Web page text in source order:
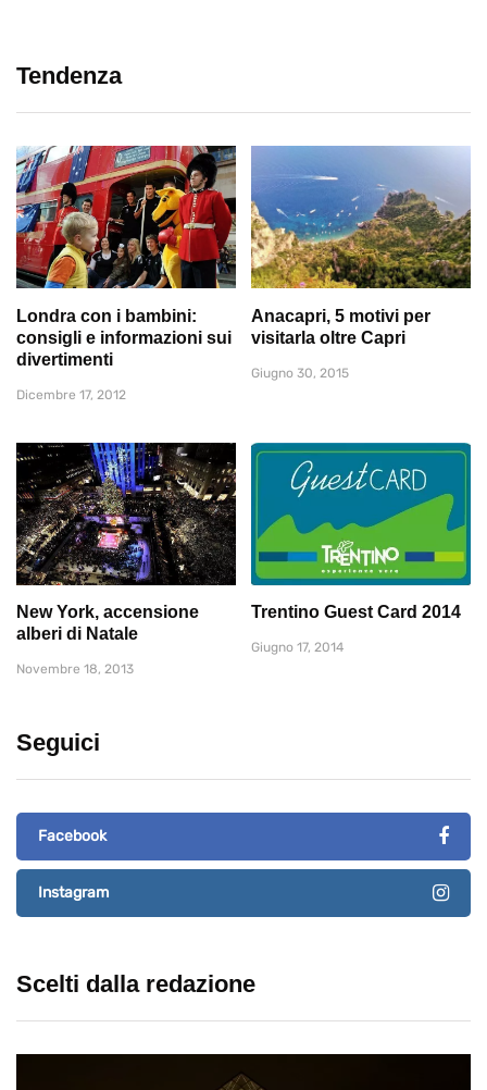
Tendenza
Londra con i bambini:
consigli e informazioni sui
divertimenti
Dicembre 17, 2012
Anacapri, 5 motivi per
visitarla oltre Capri
Giugno 30, 2015
New York, accensione
alberi di Natale
Novembre 18, 2013
Trentino Guest Card 2014
Giugno 17, 2014
Seguici
Facebook
Instagram
Scelti dalla redazione